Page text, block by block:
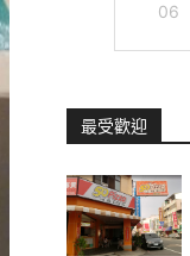
06
最受歡迎